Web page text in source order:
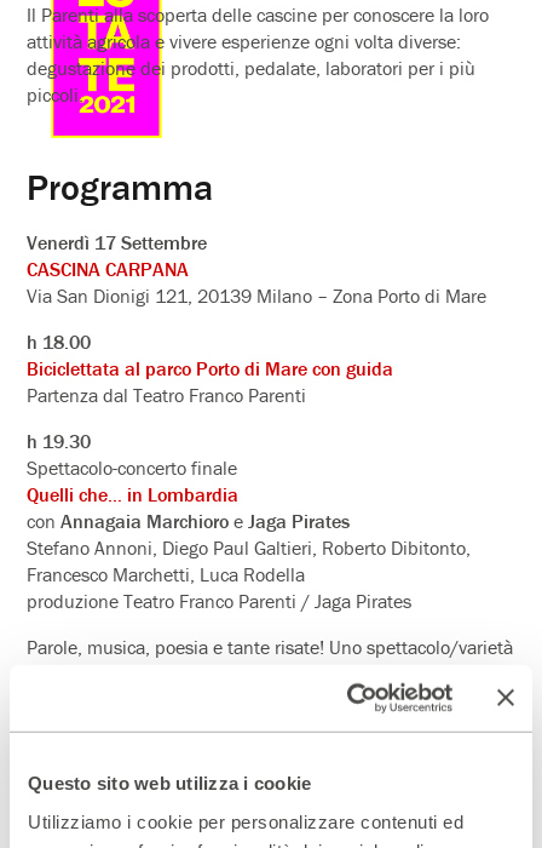
Questo sito web utilizza i cookie
Utilizziamo i cookie per personalizzare contenuti ed
Il Parenti alla scoperta delle cascine per conoscere la loro
attività agricola e vivere esperienze ogni volta diverse:
degustazione dei prodotti, pedalate, laboratori per i più
piccoli.
Programma
Venerdì 17 Settembre
CASCINA CARPANA
Via San Dionigi 121, 20139 Milano – Zona Porto di Mare
h 18.00
Biciclettata al parco Porto di Mare con guida
Partenza dal Teatro Franco Parenti
h 19.30
Spettacolo-concerto finale
Quelli che… in Lombardia
conAnnagaia Marchioro e Jaga Pirates
Stefano Annoni, Diego Paul Galtieri, Roberto Dibitonto,
Francesco Marchetti, Luca Rodella
produzione Teatro Franco Parenti / Jaga Pirates
Parole, musica, poesia e tante risate! Uno spettacolo/varietà
Marchioro e la Band Teatrale Jaga Pirates danno vita ad una
vera e propria festa, omaggio a quelli che hanno reso
Giorgio Scerbanenco, Antonia Pozzi e molti altri.